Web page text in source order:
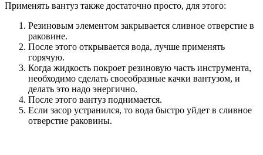
Применять вантуз также достаточно просто, для этого:
Резиновым элементом закрывается сливное отверстие в
раковине.
После этого открывается вода, лучше применять
горячую.
Когда жидкость покроет резиновую часть инструмента,
необходимо сделать своеобразные качки вантузом, и
делать это надо энергично.
После этого вантуз поднимается.
Если засор устранился, то вода быстро уйдет в сливное
отверстие раковины.